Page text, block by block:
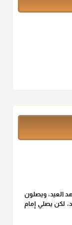
العيد، ويصلون
لكن يصلي إمام